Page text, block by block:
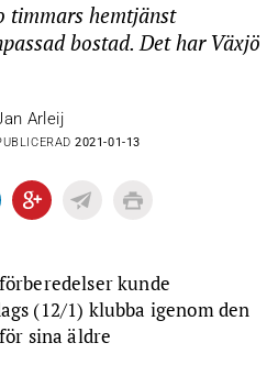
timmars hemtjänst
bostad. Det har Växjö
Arleij
2021-01-13
kunde
(12/1) klubba igenom den
sina äldre